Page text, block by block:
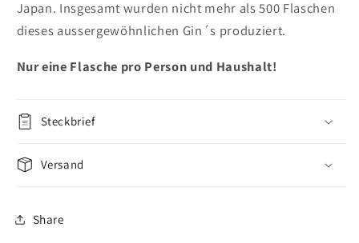
Japan. Insgesamt wurden nicht mehr als 500 Flaschen
dieses aussergewöhnlichen Gin´s produziert.
Nur eine Flasche pro Person und Haushalt!
Steckbrief
Versand
Share